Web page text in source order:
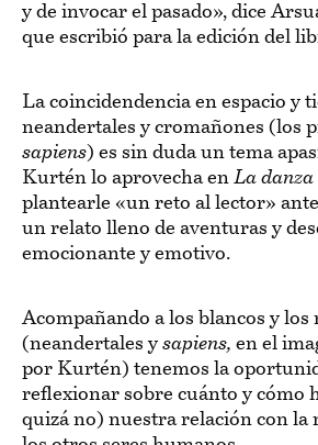
y de invocar el pasado», dice
que escribió para la edición del
La coincidendencia en espacio y
neandertales y cromañones (los
sapiens) es sin duda un tema
Kurtén lo aprovecha en La danza
plantearle «un reto al lector»
un relato lleno de aventuras y
emocionante y emotivo.
Acompañando a los blancos y los
(neandertales y sapiens, en el
por Kurtén) tenemos la
reflexionar sobre cuánto y cómo
quizá no) nuestra relación con la